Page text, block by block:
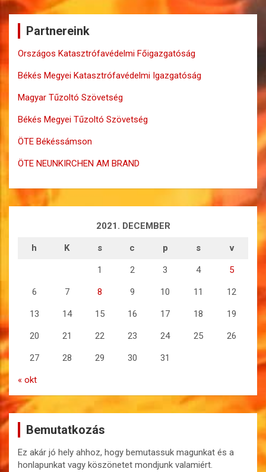
Partnereink
Országos Katasztrófavédelmi Főigazgatóság
Békés Megyei Katasztrófavédelmi Igazgatóság
Magyar Tűzoltó Szövetség
Békés Megyei Tűzoltó Szövetség
ÖTE Békéssámson
ÖTE NEUNKIRCHEN AM BRAND
2021. DECEMBER
h K s c p s v
1 2 3 4 5
6 7 8 9 10 11 12
13 14 15 16 17 18 19
20 21 22 23 24 25 26
27 28 29 30 31
« okt
Bemutatkozás
Ez akár jó hely ahhoz, hogy bemutassuk magunkat és a
honlapunkat vagy köszönetet mondjunk valamiért.